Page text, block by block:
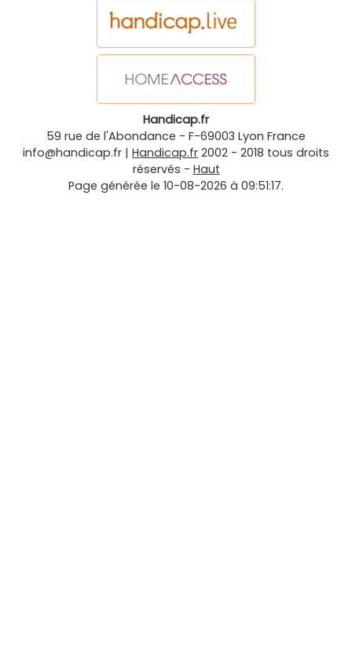
Handicap.fr
59 rue de l'Abondance - F-69003 Lyon France
info@handicap.fr | Handicap.fr 2002 - 2018 tous droits
réservés - Haut
Page générée le 10-08-2026 à 09:51:17.